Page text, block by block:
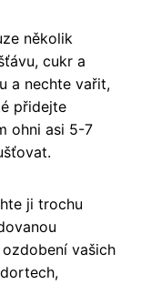
několik
cukr a
a nechte vařit,
přidejte
ohni asi 5-7
ji trochu
vašich